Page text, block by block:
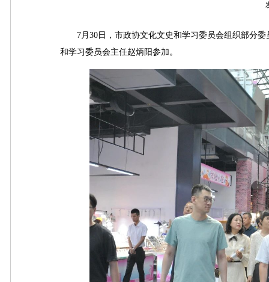
7月30日，市政协文化文史和学习委员会组织部分委
和学习委员会主任赵炳阳参加。